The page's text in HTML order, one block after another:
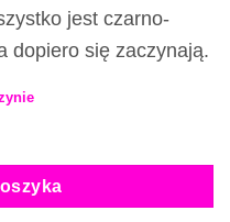
jest czarno-
dopiero się zaczynają.